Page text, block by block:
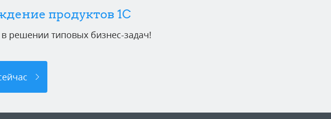
продуктов 1C
решении типовых бизнес-задач!